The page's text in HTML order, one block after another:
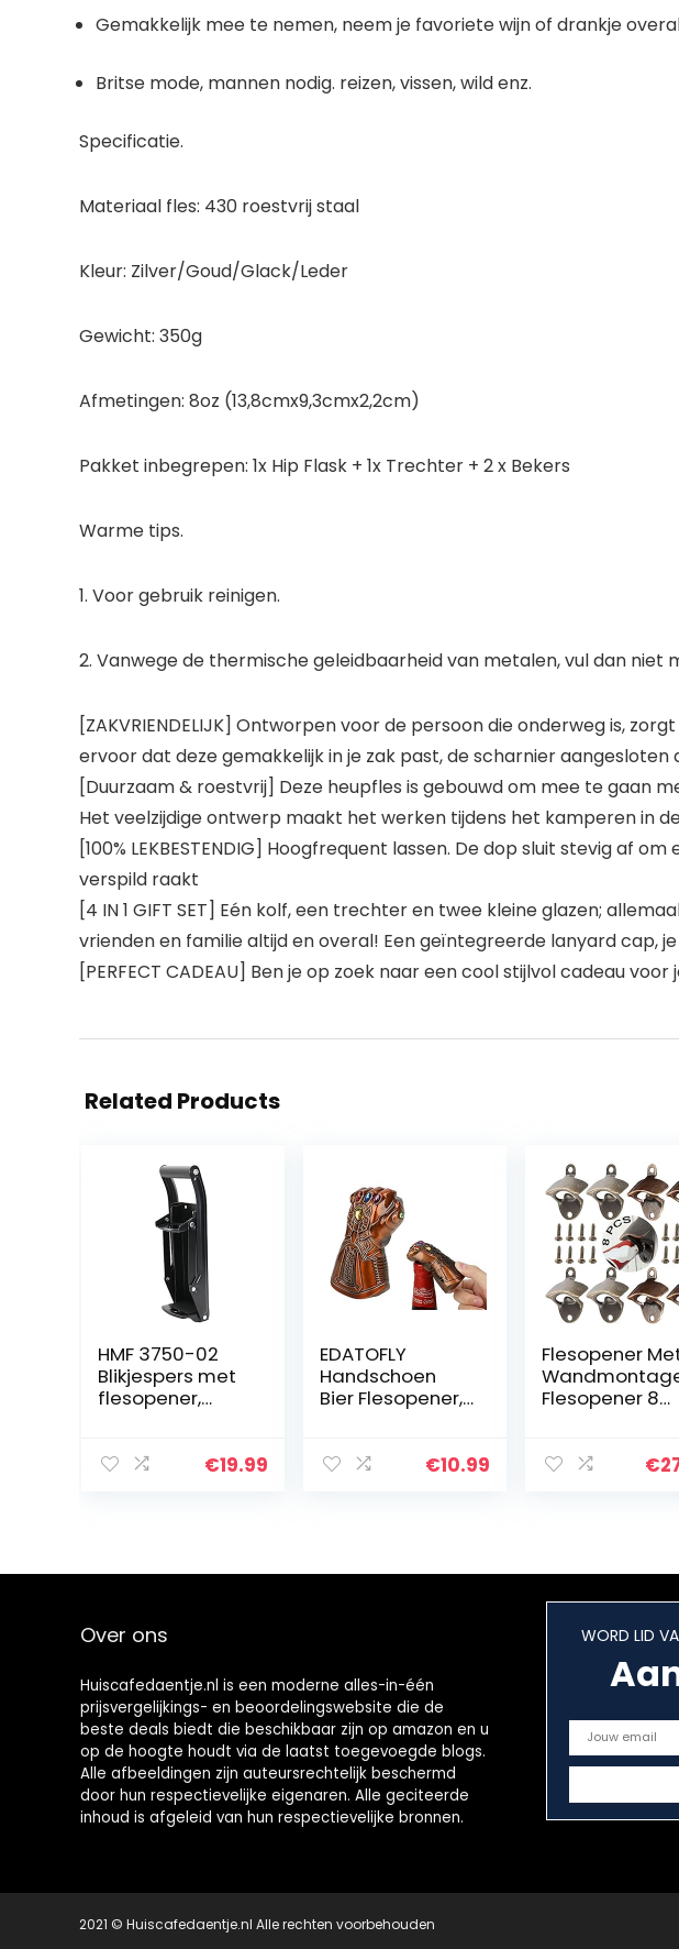
Gemakkelijk mee te nemen, neem je favoriete wijn of drankje
Britse mode, mannen nodig. reizen, vissen, wild enz.
Specificatie.
Materiaal fles: 430 roestvrij staal
Kleur: Zilver/Goud/Glack/Leder
Gewicht: 350g
Afmetingen: 8oz (13,8cmx9,3cmx2,2cm)
Pakket inbegrepen: 1x Hip Flask + 1x Trechter + 2 x Bekers
Warme tips.
1. Voor gebruik reinigen.
2. Vanwege de thermische geleidbaarheid van metalen, vul dan
[ZAKVRIENDELIJK] Ontworpen voor de persoon die onderweg is,
ervoor dat deze gemakkelijk in je zak past, de scharnier
[Duurzaam & roestvrij] Deze heupfles is gebouwd om mee te gaan
Het veelzijdige ontwerp maakt het werken tijdens het kamperen in
[100% LEKBESTENDIG] Hoogfrequent lassen. De dop sluit stevig
verspild raakt
[4 IN 1 GIFT SET] Eén kolf, een trechter en twee kleine glazen;
vrienden en familie altijd en overal! Een geïntegreerde lanyard cap,
[PERFECT CADEAU] Ben je op zoek naar een cool stijlvol cadeau
Related Products
HMF 3750-02
Blikjespers met
flesopener,
500 ml, zwart
€19.99
EDATOFLY
Handschoen
Bier Flesopener,
Multifunctionele
Beste Cadeau
€10.99
Flesopener
Flesopener 8
Bier Soda
€
Over ons
Huiscafedaentje.nl is een moderne alles-in-één
prijsvergelijkings- en beoordelingswebsite die de
beste deals biedt die beschikbaar zijn op amazon en u
op de hoogte houdt via de laatst toegevoegde blogs.
Alle afbeeldingen zijn auteursrechtelijk beschermd
door hun respectievelijke eigenaren. Alle geciteerde
inhoud is afgeleid van hun respectievelijke bronnen.
WORD LID
2021 © Huiscafedaentje.nl Alle rechten voorbehouden